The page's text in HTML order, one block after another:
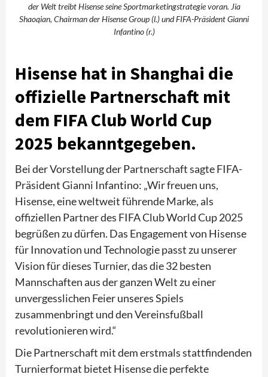
der Welt treibt Hisense seine Sportmarketingstrategie voran. Jia
Shaoqian, Chairman der Hisense Group (l.) und FIFA-Präsident Gianni
Infantino (r.)
Hisense hat in Shanghai die
offizielle Partnerschaft mit
dem FIFA Club World Cup
2025 bekanntgegeben.
Bei der Vorstellung der Partnerschaft sagte FIFA-
Präsident Gianni Infantino: „Wir freuen uns,
Hisense, eine weltweit führende Marke, als
offiziellen Partner des FIFA Club World Cup 2025
begrüßen zu dürfen. Das Engagement von Hisense
für Innovation und Technologie passt zu unserer
Vision für dieses Turnier, das die 32 besten
Mannschaften aus der ganzen Welt zu einer
unvergesslichen Feier unseres Spiels
zusammenbringt und den Vereinsfußball
revolutionieren wird.“
Die Partnerschaft mit dem erstmals stattfindenden
Turnierformat bietet Hisense die perfekte